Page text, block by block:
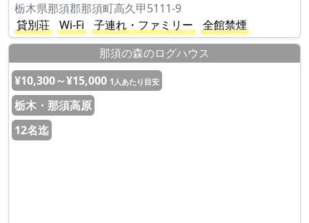
栃木県那須郡那須町高久甲5111-9
貸別荘
Wi-Fi 子連れ・ファミリー
全館禁煙
那須の森のログハウス
¥10,300～¥15,000 1人あたり目安
栃木・那須高原
12名迄